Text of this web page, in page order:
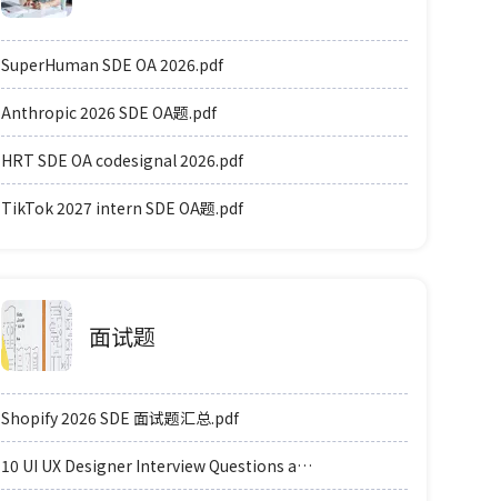
SuperHuman SDE OA 2026.pdf
Anthropic 2026 SDE OA题.pdf
HRT SDE OA codesignal 2026.pdf
TikTok 2027 intern SDE OA题.pdf
面试题
Shopify 2026 SDE 面试题汇总.pdf
10 UI UX Designer Interview Questions and Answers.pdf